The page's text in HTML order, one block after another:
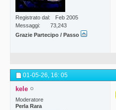
Registrato dal
Feb 2005
Messaggi
73,243
Grazie Partecipo / Passo
01-05-26, 16: 05
kele
Moderatore
Perla Rara